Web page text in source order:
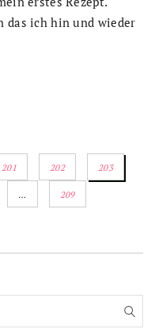
das ich hin und wieder
201 202 203
… 209